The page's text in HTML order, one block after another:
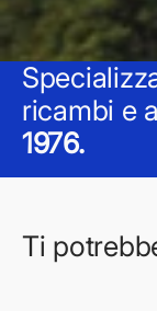
ricambi e
1976.
Ti